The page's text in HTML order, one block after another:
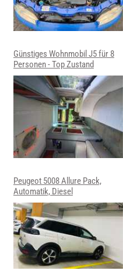
Günstiges Wohnmobil J5 für 8
Personen - Top Zustand
Peugeot 5008 Allure Pack,
Automatik, Diesel